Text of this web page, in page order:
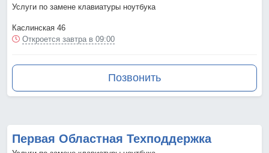
Услуги по замене клавиатуры ноутбука
Каслинская 46
Откроется завтра в 09:00
Позвонить
Первая Областная Техподдержка